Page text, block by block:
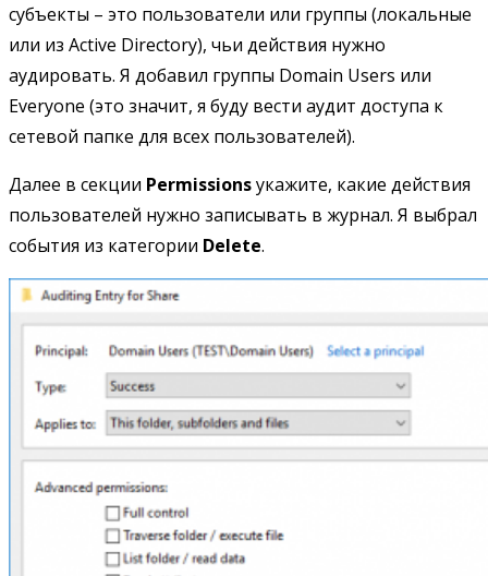
субъекты – это пользователи или группы (локальные
или из Active Directory), чьи действия нужно
аудировать. Я добавил группы Domain Users или
Everyone (это значит, я буду вести аудит доступа к
сетевой папке для всех пользователей).
Далее в секции Permissionsукажите, какие действия
пользователей нужно записывать в журнал. Я выбрал
события из категории Delete.